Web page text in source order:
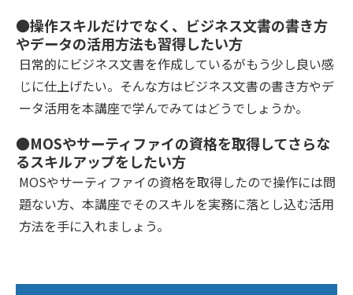
●操作スキルだけでなく、ビジネス文書の書き方
やデータの活用方法も習得したい方
日常的にビジネス文書を作成しているがもう少し良い感
じに仕上げたい。そんな方はビジネス文書の書き方やデ
ータ活用を本講座で学んでみてはどうでしょうか。
●MOSやサーティファイの資格を取得してさらな
るスキルアップをしたい方
MOSやサーティファイの資格を取得したので操作には問
題ない方、本講座でそのスキルを実務に落とし込む活用
方法を手に入れましょう。